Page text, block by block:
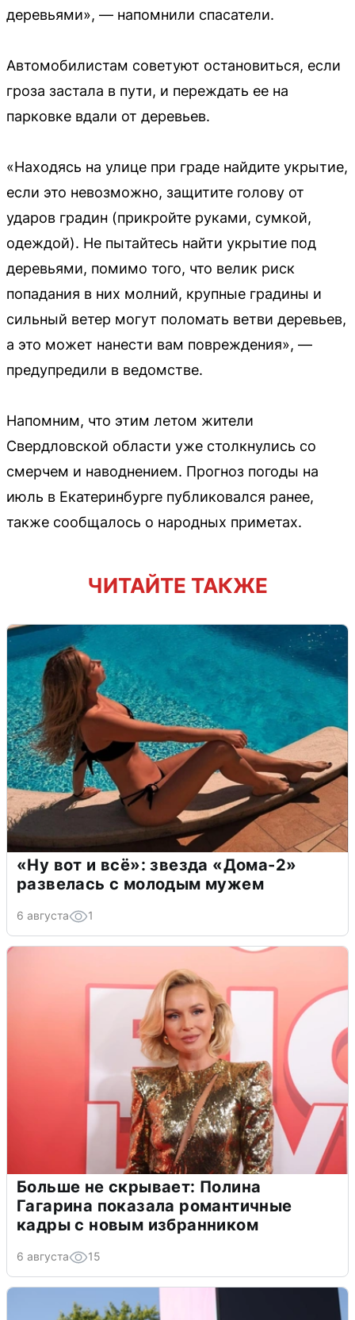
деревьями», — напомнили спасатели.
Автомобилистам советуют остановиться, если
гроза застала в пути, и переждать ее на
парковке вдали от деревьев.
«Находясь на улице при граде найдите укрытие,
если это невозможно, защитите голову от
ударов градин (прикройте руками, сумкой,
одеждой). Не пытайтесь найти укрытие под
деревьями, помимо того, что велик риск
попадания в них молний, крупные градины и
сильный ветер могут поломать ветви деревьев,
а это может нанести вам повреждения», —
предупредили в ведомстве.
Напомним, что этим летом жители
Свердловской области уже столкнулись со
смерчем и наводнением. Прогноз погоды на
июль в Екатеринбурге публиковался ранее,
также сообщалось о народных приметах.
ЧИТАЙТЕ ТАКЖЕ
«Ну вот и всё»: звезда «Дома-2»
развелась с молодым мужем
6 августа 1
Больше не скрывает: Полина
Гагарина показала романтичные
кадры с новым избранником
6 августа 15